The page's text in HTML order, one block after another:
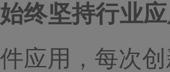
始终坚持行业应
件应用，每次